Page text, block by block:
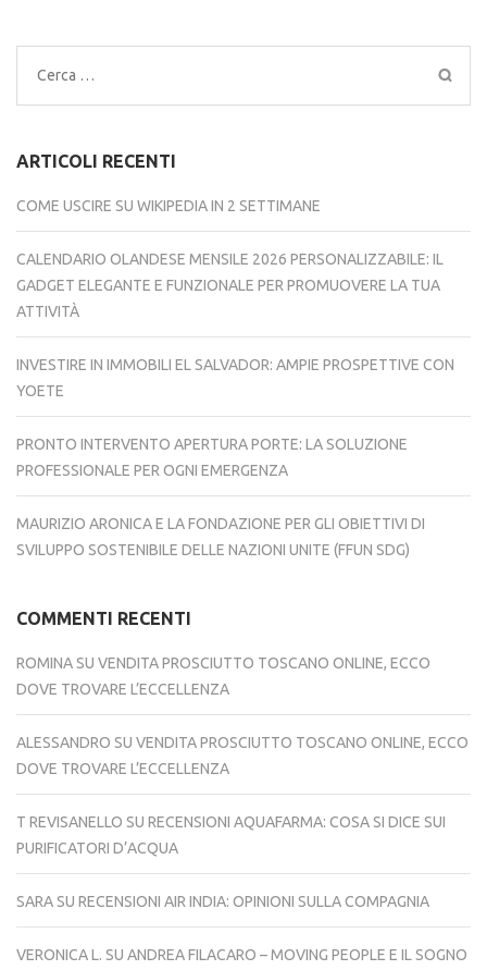
Ricerca
per:
ARTICOLI RECENTI
COME USCIRE SU WIKIPEDIA IN 2 SETTIMANE
CALENDARIO OLANDESE MENSILE 2026 PERSONALIZZABILE: IL
GADGET ELEGANTE E FUNZIONALE PER PROMUOVERE LA TUA
ATTIVITÀ
INVESTIRE IN IMMOBILI EL SALVADOR: AMPIE PROSPETTIVE CON
YOETE
PRONTO INTERVENTO APERTURA PORTE: LA SOLUZIONE
PROFESSIONALE PER OGNI EMERGENZA
MAURIZIO ARONICA E LA FONDAZIONE PER GLI OBIETTIVI DI
SVILUPPO SOSTENIBILE DELLE NAZIONI UNITE (FFUN SDG)
COMMENTI RECENTI
ROMINA SU VENDITA PROSCIUTTO TOSCANO ONLINE, ECCO
DOVE TROVARE L’ECCELLENZA
ALESSANDRO SU VENDITA PROSCIUTTO TOSCANO ONLINE, ECCO
DOVE TROVARE L’ECCELLENZA
T REVISANELLO SU RECENSIONI AQUAFARMA: COSA SI DICE SUI
PURIFICATORI D’ACQUA
SARA SU RECENSIONI AIR INDIA: OPINIONI SULLA COMPAGNIA
VERONICA L. SU ANDREA FILACARO – MOVING PEOPLE E IL SOGNO